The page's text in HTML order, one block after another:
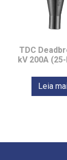
TDC
kV 200A
Leia